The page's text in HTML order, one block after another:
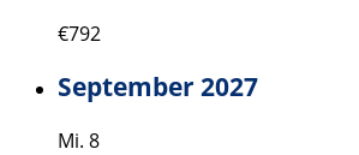
€792
September 2027
Mi. 8